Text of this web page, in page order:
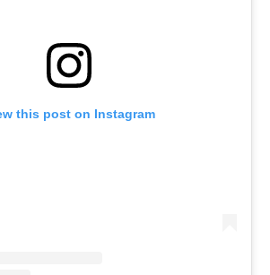
this post on Instagram